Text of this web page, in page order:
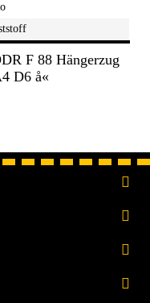
F 88 Hängerzug
D6 å«